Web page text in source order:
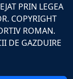
PRIN LEGEA
COPYRIGHT
ROMAN.
DE GAZDUIRE